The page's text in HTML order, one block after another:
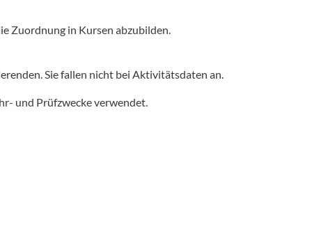
Zuordnung in Kursen abzubilden.
Sie fallen nicht bei Aktivitätsdaten an.
und Prüfzwecke verwendet.